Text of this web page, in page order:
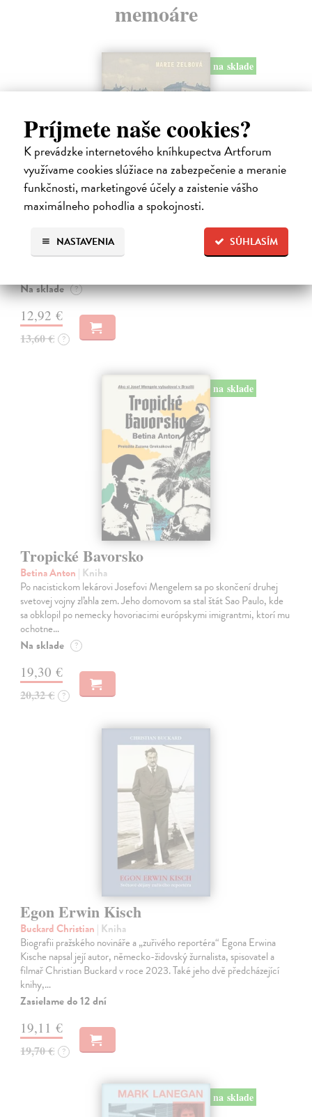
Príjmete naše cookies?
K prevádzke internetového kníhkupectva Artforum
využívame cookies slúžiace na zabezpečenie a meranie
funkčnosti, marketingové účely a zaistenie vášho
maximálneho pohodlia a spokojnosti.
SÚHLASÍM
NASTAVENIA
memoáre
na sklade
Zelbová Marie| Kniha
Nikdy jsme nebyli úplně standardní žižkovská rodina. Vítejte v
Na sklade ?
12,92 €
13,60 € ?
na sklade
Tropické Bavorsko
Betina Anton | Kniha
Po nacistickom lekárovi Josefovi Mengelem sa po skončení druhej
svetovej vojny zľahla zem. Jeho domovom sa stal štát Sao Paulo, kde
sa obklopil po nemecky hovoriacimi európskymi imigrantmi, ktorí mu
ochotne…
Na sklade ?
19,30 €
20,32 € ?
Egon Erwin Kisch
Buckard Christian | Kniha
Biografii pražského novináře a „zuřivého reportéra“ Egona Erwina
Kische napsal její autor, německo-židovský žurnalista, spisovatel a
filmař Christian Buckard v roce 2023. Také jeho dvě předcházející
knihy,…
Zasielame do 12 dní
19,11 €
19,70 € ?
na sklade